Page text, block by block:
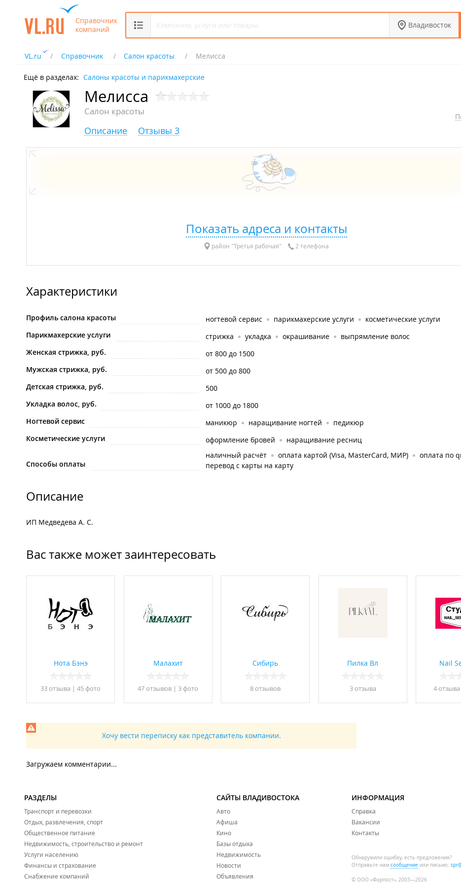
Справочник
компаний
Владивосток
VL.ru Справочник Салон красоты Мелисса
Ещё в разделах: Салоны красоты и парикмахерские
Мелисса
Салон красоты
Описание Отзывы 3
Показать адреса и контакты
район "Третья рабочая" 2 телефона
Характеристики
Профиль салона красоты ногтевой сервис парикмахерские услуги
косметические услуги
Парикмахерские услуги
стрижка укладка окрашивание
выпрямление волос
Женская стрижка, руб.
от 800 до 1500
Мужская стрижка, руб.
от 500 до 800
Детская стрижка, руб.
500
Укладка волос, руб.
от 1000 до 1800
Ногтевой сервис
маникюр наращивание ногтей
педикюр
Косметические услуги
оформление бровей наращивание ресниц
Способы оплаты
наличный расчёт оплата картой (Visa, MasterCard, МИР)
оплата по
перевод с карты на карту
Описание
ИП Медведева А. С.
Вас также может заинтересовать
Нота Бэнэ
33 отзывa | 45 фото
Малахит
47 отзывов | 3 фото
Сибирь
8 отзывов
Пилка Вл
3 отзывa
Nail
4 отзывa
Хочу вести переписку как представитель компании.
Загружаем комментарии...
РАЗДЕЛЫ
Транспорт и перевозки
Отдых, развлечения, спорт
Общественное питание
Недвижимость, строительство и ремонт
Услуги населению
Финансы и страхование
Снабжение компаний
САЙТЫ ВЛАДИВОСТОКА
Авто
Афиша
Кино
Базы отдыха
Недвижимость
Новости
Объявления
ИНФОРМАЦИЯ
Справка
Вакансии
Контакты
Обнаружили ошибку, есть предложения?
Отправьте нам сообщение или письмо:
© ООО «Фарпост», 2003—2026